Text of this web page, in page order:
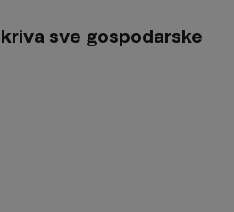
sve gospodarske